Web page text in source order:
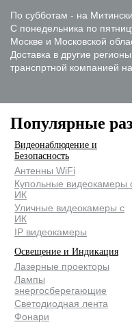
По субботам - на
С понедельника по
Москве и Московской
Доставка в другие
транспртной компанией
Популярные
Видеонаблюдение и
Безопасность
Антенны WiFi
Купольные видеокамеры
ИК
Уличные видеокамеры с
ИК
IP видеокамеры
Освещение и Индикация
Лазерные проекторы
Лампы
энергосберегающие
Светодиодная лента
Фонари